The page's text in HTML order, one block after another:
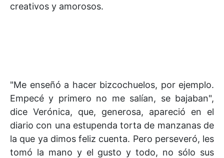
creativos y amorosos.
"Me enseñó a hacer bizcochuelos, por ejemplo.
Empecé y primero no me salían, se bajaban",
dice Verónica, que, generosa, apareció en el
diario con una estupenda torta de manzanas de
la que ya dimos feliz cuenta. Pero perseveró, les
tomó la mano y el gusto y todo, no sólo sus